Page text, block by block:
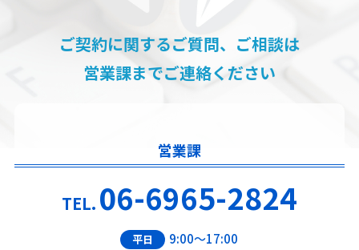
ご契約に関するご質問、ご相談は
営業課までご連絡ください
営業課
TEL. 06-6965-2824
平日 9:00～17:00